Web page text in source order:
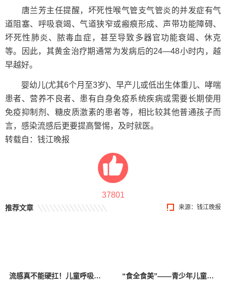
唐兰芳主任提醒，坏死性喉气管支气管炎的并发症有气
道阻塞、呼吸衰竭、气道狭窄或瘢痕形成、声带功能障碍、
坏死性肺炎、脓毒血症，甚至导致多器官功能衰竭、休克
等。因此，其黄金治疗期通常为发病后的24—48小时内，越
早越好。
婴幼儿(尤其6个月至3岁)、早产儿或低出生体重儿、哮喘
患者、营养不良者、患有自身免疫系统疾病或需要长期使用
免疫抑制剂、糖皮质激素的患者等，相比较其他普通孩子而
言，感染流感后更要提高警惕，及时就医。
转载自：钱江晚报
37801
来源：钱江晚报
推荐文章
流感真不能硬扛！儿童呼吸科专家：有种情况比白肺更急更可怕 “食全食美”——青少年儿童过年如何健康饮食？